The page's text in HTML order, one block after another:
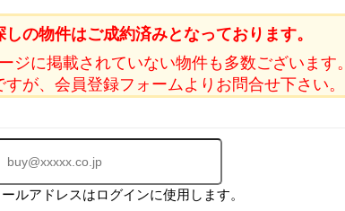
しの物件はご成約済みとなっております。
ジに掲載されていない物件も多数ございます。
すが、会員登録フォームよりお問合せ下さい。
ルアドレスはログインに使用します。